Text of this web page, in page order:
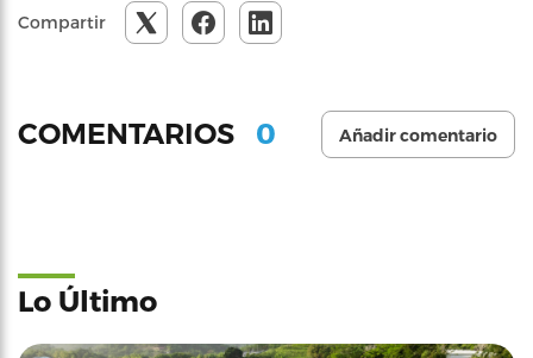
Compartir
COMENTARIOS 0 Añadir comentario
Lo Último